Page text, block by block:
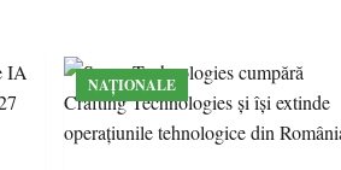
NAȚIONALE